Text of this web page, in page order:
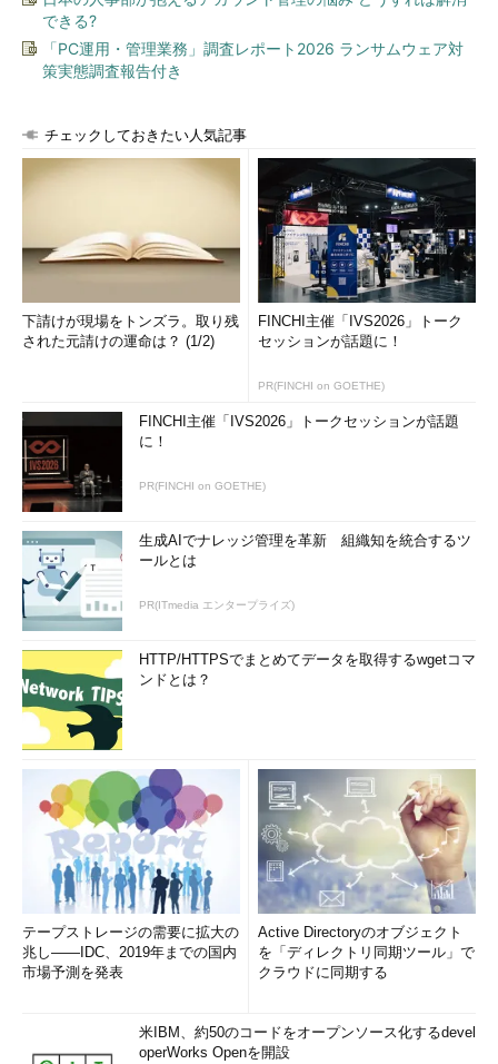
piler Platform、NuGetパッケージはどちらからも利用で
き、.NET、Node.js、PHP、Python、Javaの各言語をサポ
ートする
が動作するので、Windowsアプリケーション開発環境で作られた
アプリケーションの稼働に向く。一方、小型軽量の.NET
Frameworkエンジンに位置付けられている.NET Coreは、
ASP.NET Core 5の他、.NET Native（プロセッサー依存バイナリ
ーコードへのコンパイラー）、ASP.NET Core 5 for Mac、
ASP.NET Core 5 for Linuxに対応していることが特長だ。
共通基盤となる「Common」に含まれるのは、64ビット版ラ
ンタイムエンジンのRyuJIT（Next Gen JIT）、Compiler as a
ケージとして供給される.NET Framework 4.6 Librariesと.NET
Core 5 Librariesなど。使用できるプログラミング言語
は、.NET、Node.js、PHP、Python、Javaだ。
ASP.NET 5／.NET Core 5ベースのモダンWebの特長としてハ
ームレスな移行」「オープンソースへの貢献」「迅速な開発スタ
イル」「エディターや開発ツールの自由な選択」「クロスプラッ
トフォーム」「高速化」の7点。
ディタープラグイン）をローカルホストで動作させてキーボード
入力を取り込めば、LinuxやMac OS Xの世界で一般的に使われて
いるエディターにもIntellisense並みの予測入力機能を付与できる
という。
リージョンごとにサーバー60万台、世界19リージョンでデ
ータを処理
ソフトテクノロジーセンター
センター長 澤円氏
続く基調講演第二部では、日本マイク
ロソフトの澤円氏（マイクロソフトテク
ノロジーセンター センター長）がエン
タープライズ向けクラウドとしての
Microsoft Azureについて分かりやすく
澤氏は、「2020年にはIoT（Internet
できる?
「PC運用・管理業務」調査レポート2026 ランサムウェア対
策実態調査報告付き
チェックしておきたい人気記事
下請けが現場をトンズラ。取り残
された元請けの運命は？ (1/2)
FINCHI主催「IVS2026」トーク
セッションが話題に！
PR(FINCHI on GOETHE)
FINCHI主催「IVS2026」トークセッションが話題
に！
PR(FINCHI on GOETHE)
生成AIでナレッジ管理を革新 組織知を統合するツ
ールとは
PR(ITmedia エンタープライズ)
HTTP/HTTPSでまとめてデータを取得するwgetコマ
ンドとは？
テープストレージの需要に拡大の
兆し――IDC、2019年までの国内
市場予測を発表
Active Directoryのオブジェクト
を「ディレクトリ同期ツール」で
クラウドに同期する
米IBM、約50のコードをオープンソース化するdevel
operWorks Openを開設